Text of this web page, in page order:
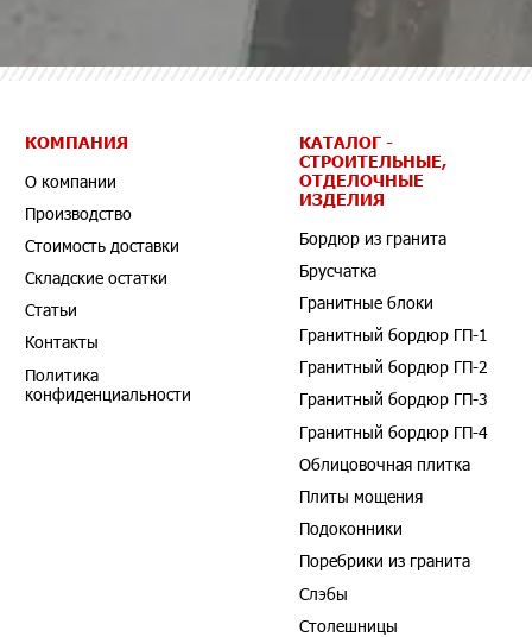
КОМПАНИЯ
О компании
Производство
Стоимость доставки
Складские остатки
Статьи
Контакты
Политика
конфиденциальности
КАТАЛОГ -
СТРОИТЕЛЬНЫЕ,
ОТДЕЛОЧНЫЕ
ИЗДЕЛИЯ
Бордюр из гранита
Брусчатка
Гранитные блоки
Гранитный бордюр ГП-1
Гранитный бордюр ГП-2
Гранитный бордюр ГП-3
Гранитный бордюр ГП-4
Облицовочная плитка
Плиты мощения
Подоконники
Поребрики из гранита
Слэбы
Столешницы